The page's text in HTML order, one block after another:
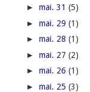
► mai. 31 (5)
► mai. 29 (1)
► mai. 28 (1)
► mai. 27 (2)
► mai. 26 (1)
► mai. 25 (3)